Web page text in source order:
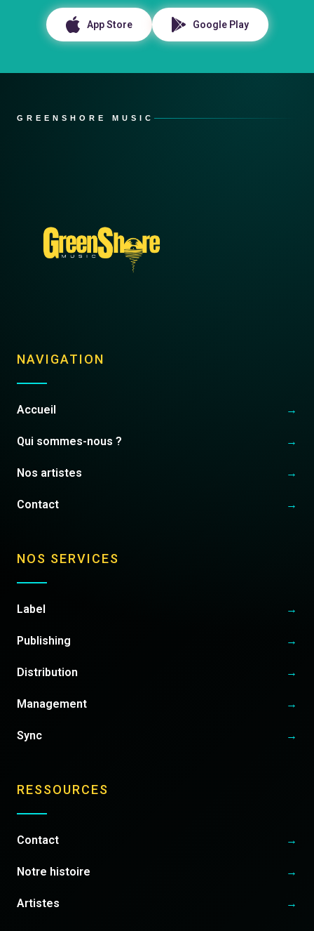
App Store Google Play
GREENSHORE MUSIC
NAVIGATION
Accueil →
Qui sommes-nous ? →
Nos artistes →
Contact →
NOS SERVICES
Label →
Publishing →
Distribution →
Management →
Sync →
RESSOURCES
Contact →
Notre histoire →
Artistes →